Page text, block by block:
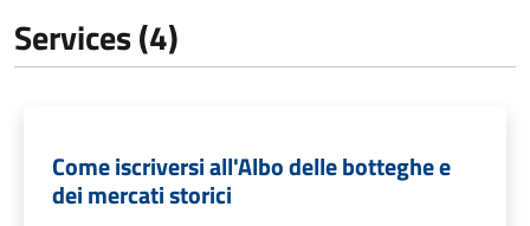
Services (4)
Come iscriversi all'Albo delle botteghe e
dei mercati storici